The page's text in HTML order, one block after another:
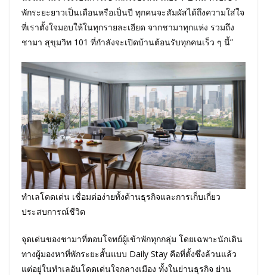
พักระยะยาวเป็นเดือนหรือเป็นปี ทุกคนจะสัมผัสได้ถึงความใส่ใจ
ที่เราตั้งใจมอบให้ในทุกรายละเอียด จากชามาทุกแห่ง รวมถึง
ชามา สุขุมวิท 101 ที่กำลังจะเปิดบ้านต้อนรับทุกคนเร็ว ๆ นี้”
ทำเลโดดเด่น เชื่อมต่อง่ายทั้งด้านธุรกิจและการเก็บเกี่ยว
ประสบการณ์ชีวิต
จุดเด่นของชามาที่ตอบโจทย์ผู้เข้าพักทุกกลุ่ม โดยเฉพาะนักเดิน
ทางผู้มองหาที่พักระยะสั้นแบบ Daily Stay คือที่ตั้งซึ่งล้วนแล้ว
แต่อยู่ในทำเลอันโดดเด่นใจกลางเมือง ทั้งในย่านธุรกิจ ย่าน